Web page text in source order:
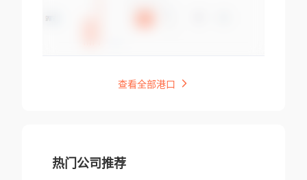
查看全部港口
热门公司推荐